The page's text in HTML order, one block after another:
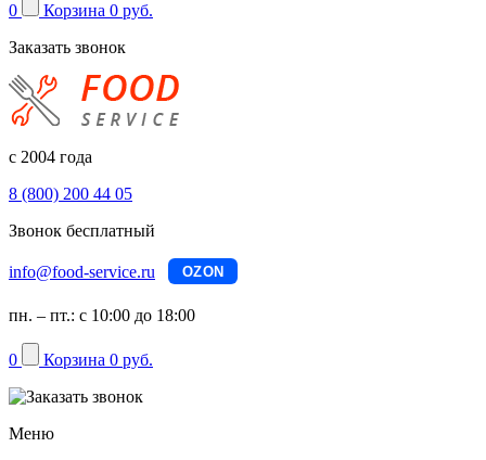
0 Корзина 0 руб.
Заказать звонок
с 2004 года
8 (800) 200 44 05
Звонок бесплатный
info@food-service.ru OZON
пн. – пт.: с 10:00 до 18:00
0 Корзина 0 руб.
Меню